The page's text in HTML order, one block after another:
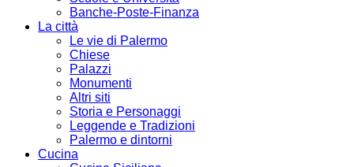
Banche-Poste-Finanza
La città
Le vie di Palermo
Chiese
Palazzi
Monumenti
Altri siti
Storia e Personaggi
Leggende e Tradizioni
Palermo e dintorni
Cucina